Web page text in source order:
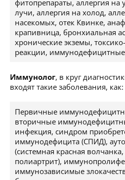
фитопрепараты, аллергия на
лучи, аллергия на холод,
насекомых, отек Квинке,
крапивница, бронхиальная
хронические экземы,
реакции, иммунодефицитные
Иммунолог, в круг
входят такие заболевания, как:
Первичные
вторичные
инфекция, синдром
иммунодефицита (СПИД),
(системная красная
полиартрит),
иммунозависимые